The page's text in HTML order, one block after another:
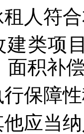
租人符
建类项
面积补
行保障
他应当